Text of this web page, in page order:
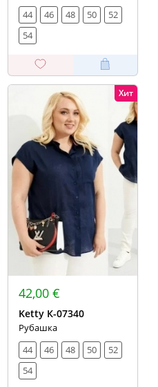
44
46 48 50
52
54
Хит
42,00 €
Ketty К-07340
Рубашка
44
46 48 50
52
54